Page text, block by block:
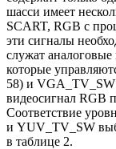
шасси имеет
SCART, RGB с
эти сигналы
служат
которые
58) и
видеосигнал RGB
Соответствие
и YUV_TV_SW
в таблице 2.